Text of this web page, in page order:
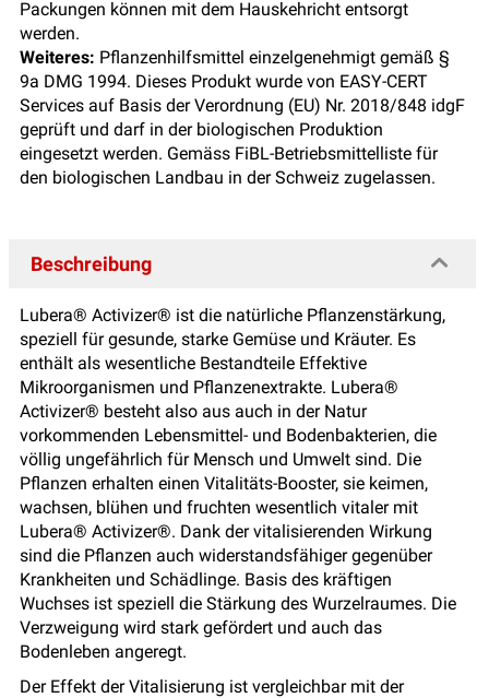
Packungen können mit dem Hauskehricht entsorgt
werden.
Weiteres: Pflanzenhilfsmittel einzelgenehmigt gemäß §
9a DMG 1994. Dieses Produkt wurde von EASY-CERT
Services auf Basis der Verordnung (EU) Nr. 2018/848 idgF
geprüft und darf in der biologischen Produktion
eingesetzt werden. Gemäss FiBL-Betriebsmittelliste für
den biologischen Landbau in der Schweiz zugelassen.
Beschreibung
Lubera® Activizer® ist die natürliche Pflanzenstärkung,
speziell für gesunde, starke Gemüse und Kräuter. Es
enthält als wesentliche Bestandteile Effektive
Mikroorganismen und Pflanzenextrakte. Lubera®
Activizer® besteht also aus auch in der Natur
vorkommenden Lebensmittel- und Bodenbakterien, die
völlig ungefährlich für Mensch und Umwelt sind. Die
Pflanzen erhalten einen Vitalitäts-Booster, sie keimen,
wachsen, blühen und fruchten wesentlich vitaler mit
Lubera® Activizer®. Dank der vitalisierenden Wirkung
sind die Pflanzen auch widerstandsfähiger gegenüber
Krankheiten und Schädlinge. Basis des kräftigen
Wuchses ist speziell die Stärkung des Wurzelraumes. Die
Verzweigung wird stark gefördert und auch das
Bodenleben angeregt.
Der Effekt der Vitalisierung ist vergleichbar mit der